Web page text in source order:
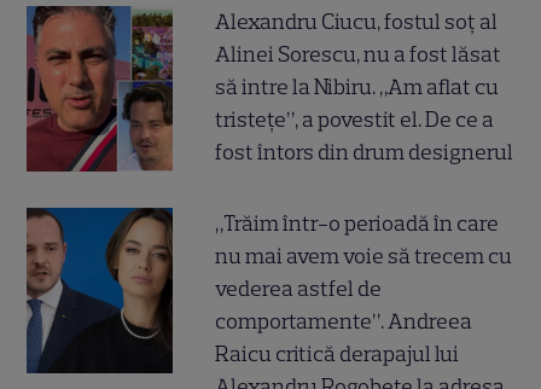
Alexandru Ciucu, fostul soț al
Alinei Sorescu, nu a fost lăsat
să intre la Nibiru. „Am aflat cu
tristețe”, a povestit el. De ce a
fost întors din drum designerul
„Trăim într-o perioadă în care
nu mai avem voie să trecem cu
vederea astfel de
comportamente”. Andreea
Raicu critică derapajul lui